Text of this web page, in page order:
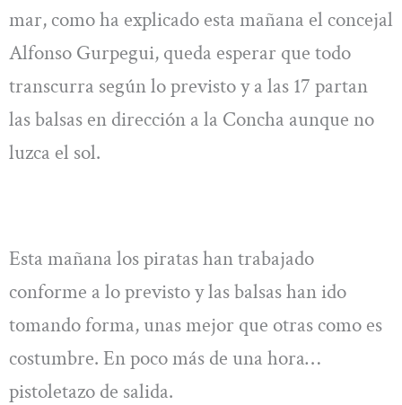
mar, como ha explicado esta mañana el concejal
Alfonso Gurpegui, queda esperar que todo
transcurra según lo previsto y a las 17 partan
las balsas en dirección a la Concha aunque no
luzca el sol.
Esta mañana los piratas han trabajado
conforme a lo previsto y las balsas han ido
tomando forma, unas mejor que otras como es
costumbre. En poco más de una hora…
pistoletazo de salida.